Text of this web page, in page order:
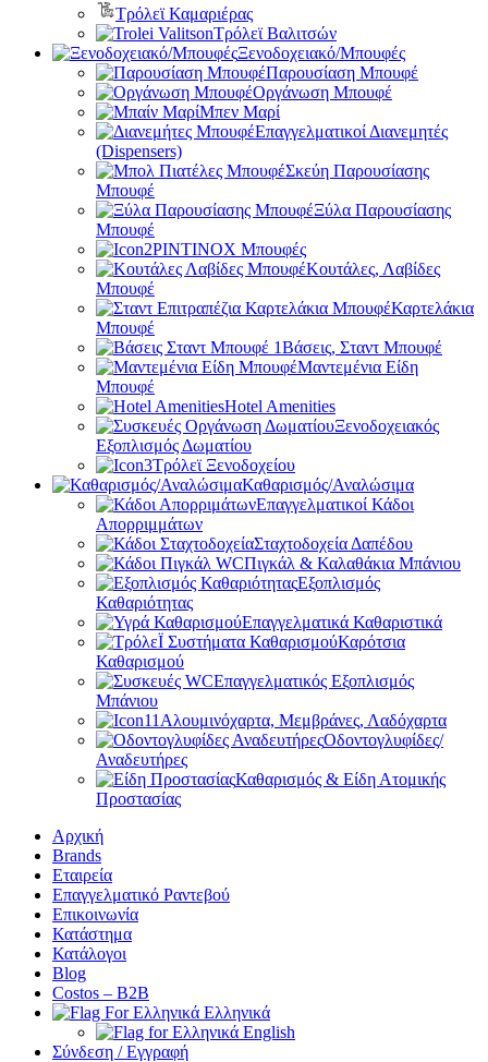
Τρόλεϊ Καμαριέρας
Τρόλεϊ Βαλιτσών
Ξενοδοχειακό/Μπουφές
Παρουσίαση Μπουφέ
Οργάνωση Μπουφέ
Μπεν Μαρί
Επαγγελματικοί Διανεμητές
(Dispensers)
Σκεύη Παρουσίασης
Μπουφέ
Ξύλα Παρουσίασης
Μπουφέ
PINTINOX Μπουφές
Κουτάλες, Λαβίδες
Μπουφέ
Καρτελάκια
Μπουφέ
Βάσεις, Σταντ Μπουφέ
Μαντεμένια Είδη
Μπουφέ
Hotel Amenities
Ξενοδοχειακός
Εξοπλισμός Δωματίου
Τρόλεϊ Ξενοδοχείου
Καθαρισμός/Αναλώσιμα
Επαγγελματικοί Κάδοι
Απορριμμάτων
Σταχτοδοχεία Δαπέδου
Πιγκάλ & Καλαθάκια Μπάνιου
Εξοπλισμός
Καθαριότητας
Επαγγελματικά Καθαριστικά
Καρότσια
Καθαρισμού
Επαγγελματικός Εξοπλισμός
Μπάνιου
Αλουμινόχαρτα, Μεμβράνες, Λαδόχαρτα
Οδοντογλυφίδες/
Αναδευτήρες
Καθαρισμός & Είδη Ατομικής
Προστασίας
Αρχική
Brands
Εταιρεία
Επαγγελματικό Ραντεβού
Επικοινωνία
Κατάστημα
Κατάλογοι
Blog
Costos – Β2Β
Ελληνικά
English
Σύνδεση / Εγγραφή